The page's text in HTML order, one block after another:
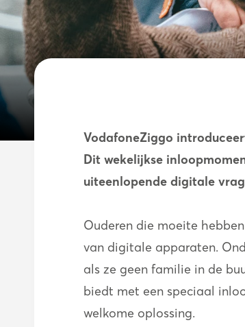
VodafoneZiggo
Dit wekelijkse
uiteenlopende digitale
Ouderen die moeite
van digitale apparaten.
als ze geen familie in de
biedt met een speciaal
welkome oplossing.